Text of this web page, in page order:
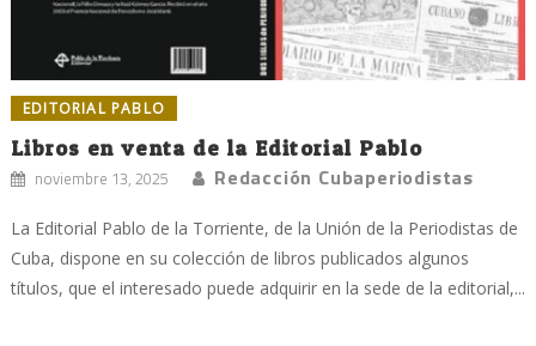
EDITORIAL PABLO
Libros en venta de la Editorial Pablo
noviembre 13, 2025 Redacción Cubaperiodistas
La Editorial Pablo de la Torriente, de la Unión de la Periodistas de
Cuba, dispone en su colección de libros publicados algunos
títulos, que el interesado puede adquirir en la sede de la editorial,...